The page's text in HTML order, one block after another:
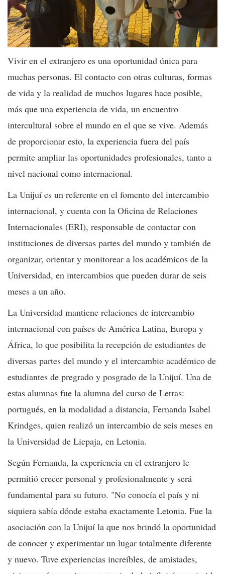
Vivir en el extranjero es una oportunidad única para
muchas personas. El contacto con otras culturas, formas
de vida y la realidad de muchos lugares hace posible,
más que una experiencia de vida, un encuentro
intercultural sobre el mundo en el que se vive. Además
de proporcionar esto, la experiencia fuera del país
permite ampliar las oportunidades profesionales, tanto a
nivel nacional como internacional.
La Unijuí es un referente en el fomento del intercambio
internacional, y cuenta con la Oficina de Relaciones
Internacionales (ERI), responsable de contactar con
instituciones de diversas partes del mundo y también de
organizar, orientar y monitorear a los académicos de la
Universidad, en intercambios que pueden durar de seis
meses a un año.
La Universidad mantiene relaciones de intercambio
internacional con países de América Latina, Europa y
África, lo que posibilita la recepción de estudiantes de
diversas partes del mundo y el intercambio académico de
estudiantes de pregrado y posgrado de la Unijuí. Una de
estas alumnas fue la alumna del curso de Letras:
portugués, en la modalidad a distancia, Fernanda Isabel
Krindges, quien realizó un intercambio de seis meses en
la Universidad de Liepaja, en Letonia.
Según Fernanda, la experiencia en el extranjero le
permitió crecer personal y profesionalmente y será
fundamental para su futuro. "No conocía el país y ni
siquiera sabía dónde estaba exactamente Letonia. Fue la
asociación con la Unijuí la que nos brindó la oportunidad
de conocer y experimentar un lugar totalmente diferente
y nuevo. Tuve experiencias increíbles, de amistades,